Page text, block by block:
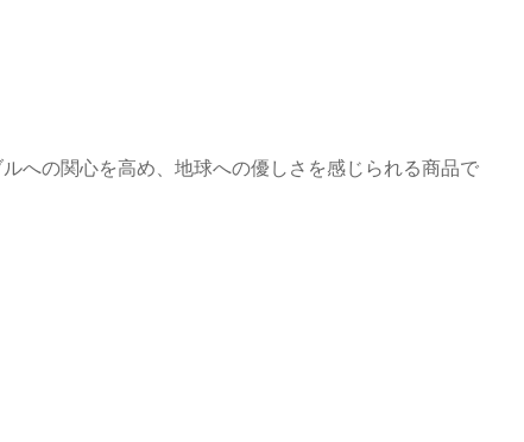
への関心を高め、地球への優しさを感じられる商品で